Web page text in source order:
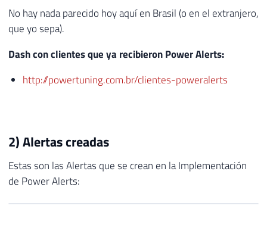
No hay nada parecido hoy aquí en Brasil (o en el extranjero,
que yo sepa).
Dash con clientes que ya recibieron Power Alerts:
http://powertuning.com.br/clientes-poweralerts
2) Alertas creadas
Estas son las Alertas que se crean en la Implementación
de Power Alerts: